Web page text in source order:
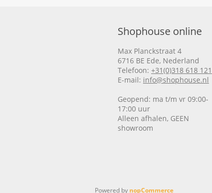
Shophouse online
Max Planckstraat 4
6716 BE Ede, Nederland
Telefoon: +31(0)318 618 121
E-mail: info@shophouse.nl
Geopend: ma t/m vr 09:00-
17:00 uur
Alleen afhalen, GEEN
showroom
Powered by nopCommerce